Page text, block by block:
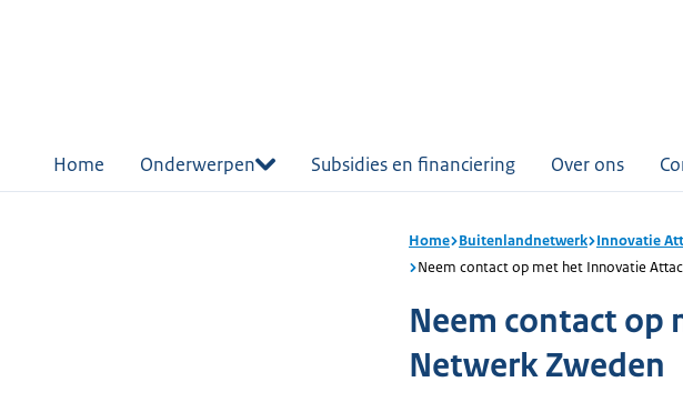
Home Onderwerpen Subsidies en financiering Over ons
Home Buitenlandnetwerk Innovatie
Neem contact op met het Innovatie
Neem contact op
Netwerk Zweden